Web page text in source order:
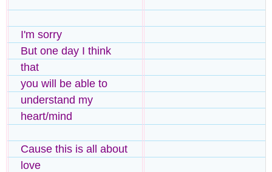
I'm sorry
But one day I think
that
you will be able to
understand my
heart/mind
Cause this is all about
love